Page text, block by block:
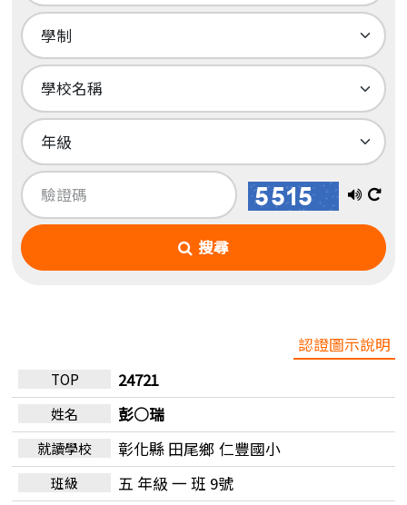
播
放
音
換
張
搜尋
認證圖示說明
24721
彭○瑞
彰化縣 田尾鄉 仁豐國小
五 年級 一 班 9號